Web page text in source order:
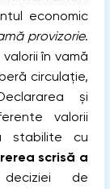
economic
provizorie.
în vamă
circulație,
și
valorii
stabilite cu
scrisă a
de